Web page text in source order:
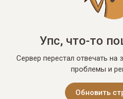
Упс, что-то
Сервер перестал отвечать
проблемы и
Обновить